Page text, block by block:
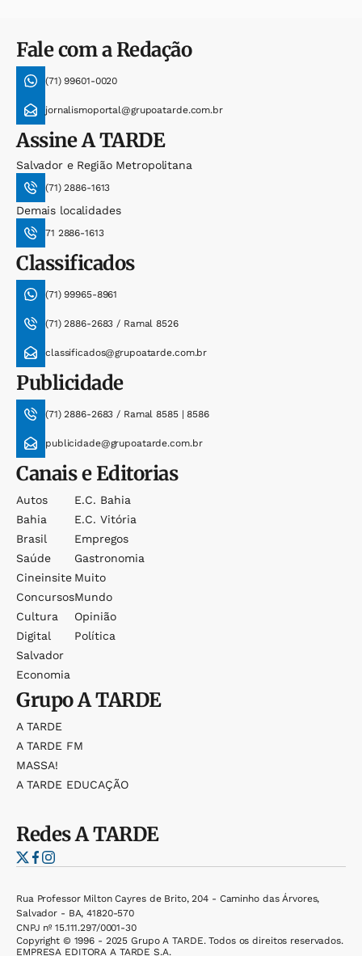
Fale com a Redação
(71) 99601-0020
jornalismoportal@grupoatarde.com.br
AssineA TARDE
Salvador e Região Metropolitana
(71) 2886-1613
Demais localidades
71 2886-1613
Classificados
(71) 99965-8961
(71) 2886-2683 / Ramal 8526
classificados@grupoatarde.com.br
Publicidade
(71) 2886-2683 / Ramal 8585 | 8586
publicidade@grupoatarde.com.br
Canais e Editorias
Autos
Bahia
Brasil
Saúde
Cineinsite
Concursos
Cultura
Digital
Salvador
Economia
E.c. Bahia
E.c. Vitória
Empregos
Gastronomia
Muito
Mundo
Opinião
Política
GrupoA TARDE
A TARDE
A TARDE FM
MASSA!
A TARDE EDUCAÇÃO
RedesA TARDE
Rua Professor Milton Cayres de Brito, 204 - Caminho das Árvores,
Salvador - BA, 41820-570
CNPJ nº 15.111.297/0001-30
Copyright © 1996 - 2025 Grupo A TARDE. Todos os direitos reservados.
EMPRESA EDITORA A TARDE S.A.